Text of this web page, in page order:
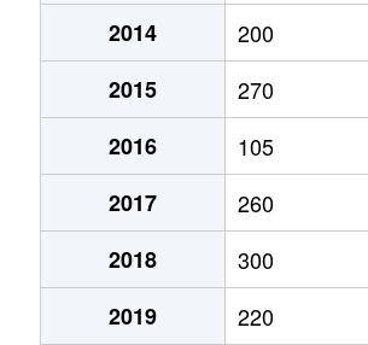
220万円
2014
200
2015
270
2016
105
2017
260
2018
300
2019
220